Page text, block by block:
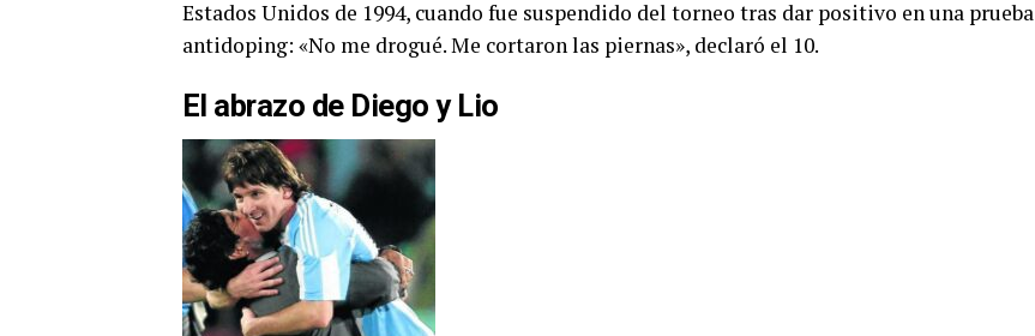
Estados Unidos de 1994, cuando fue suspendido del torneo tras dar positivo en una prueba
antidoping: «No me drogué. Me cortaron las piernas», declaró el 10.
El abrazo de Diego y Lio